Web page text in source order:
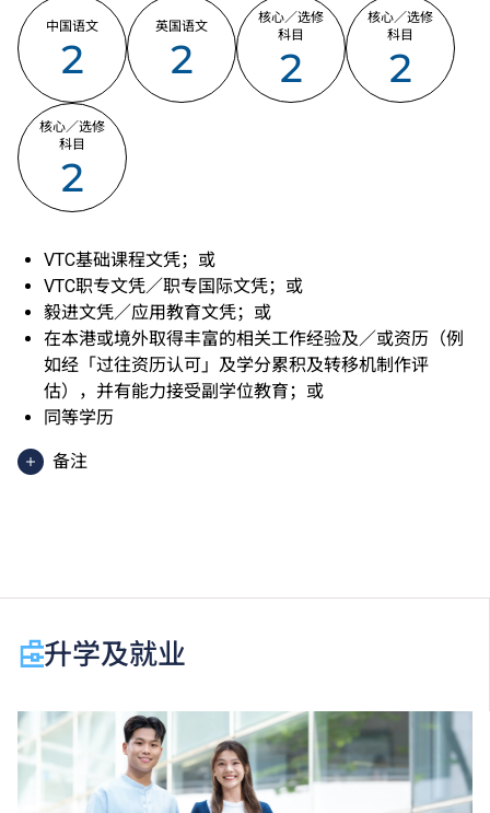
中国语文
2
英国语文
2
核心／选修
科目
2
核心／选修
科目
2
核心／选修
科目
2
VTC基础课程文凭；或
VTC职专文凭／职专国际文凭；或
毅进文凭／应用教育文凭；或
在本港或境外取得丰富的相关工作经验及／或资历（例
如经「过往资历认可」及学分累积及转移机制作评
估），并有能力接受副学位教育；或
同等学历
备注
于申请入学时只可计算一科其他语言科目（丙类科
目）。2024年及以前之其他语言科目取得「D或E级」
香港中学文凭考试科目成绩达「第二级」／「第三
级」。 2025年或以后之法语／德语／西班牙语语言能
力水平达A2或以上、日语达N3或以上 及 韩语达TOPIK
II, 3级或以上，均被接受为一般入学条件中的五科之
升学及就业